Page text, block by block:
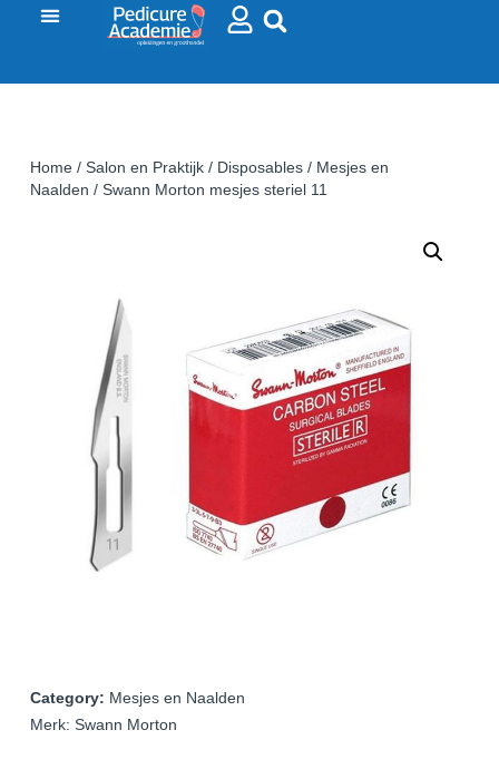
Home/ Salon en Praktijk/ Disposables/ Mesjes en
Naalden / Swann Morton mesjes steriel 11
Category: Mesjes en Naalden
Merk: Swann Morton